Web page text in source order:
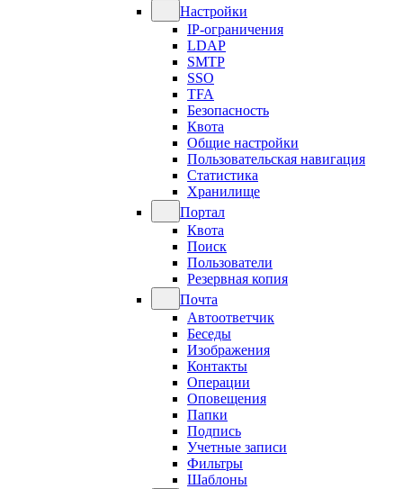
Настройки
IP-ограничения
LDAP
SMTP
SSO
TFA
Безопасность
Квота
Общие настройки
Пользовательская навигация
Статистика
Хранилище
Портал
Квота
Поиск
Пользователи
Резервная копия
Почта
Автоответчик
Беседы
Изображения
Контакты
Операции
Оповещения
Папки
Подпись
Учетные записи
Фильтры
Шаблоны